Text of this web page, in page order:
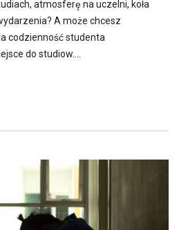
atmosferę na uczelni, koła
A może chcesz
codzienność studenta
do studiow….